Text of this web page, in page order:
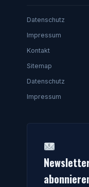
Datenschutz
Impressum
Kontakt
Sitemap
Datenschutz
Impressum